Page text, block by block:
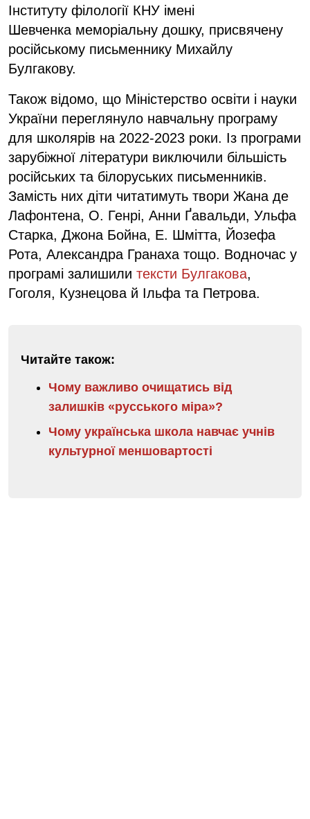
Інституту філології КНУ імені
Шевченка меморіальну дошку, присвячену
російському письменнику Михайлу
Булгакову.
Також відомо, що Міністерство освіти і науки
України переглянуло навчальну програму
для школярів на 2022-2023 роки. Із програми
зарубіжної літератури виключили більшість
російських та білоруських письменників.
Замість них діти читатимуть твори Жана де
Лафонтена, О. Генрі, Анни Ґавальди, Ульфа
Старка, Джона Бойна, Е. Шмітта, Йозефа
Рота, Александра Гранаха тощо. Водночас у
програмі залишили тексти Булгакова,
Гоголя, Кузнецова й Ільфа та Петрова.
Читайте також:
Чому важливо очищатись від
залишків «русського міра»?
Чому українська школа навчає учнів
культурної меншовартості